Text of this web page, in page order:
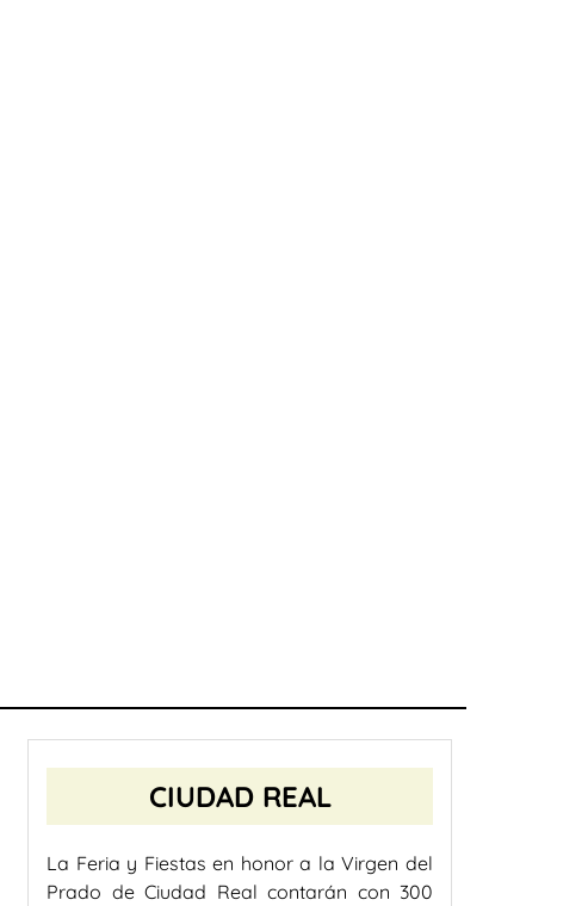
CIUDAD REAL
La Feria y Fiestas en honor a la Virgen del
Prado de Ciudad Real contarán con 300